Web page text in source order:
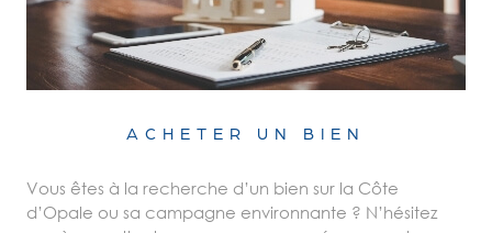
ACHETER UN BIEN
Vous êtes à la recherche d’un bien sur la Côte
d’Opale ou sa campagne environnante ? N’hésitez